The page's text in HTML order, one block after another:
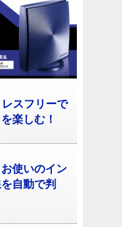
スフリーで
楽しむ！
使いのイン
自動で判